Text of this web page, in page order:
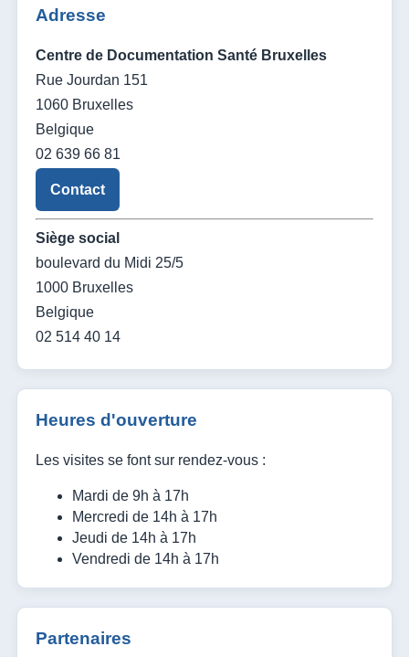
Adresse
Centre de Documentation Santé Bruxelles
Rue Jourdan 151
1060 Bruxelles
Belgique
02 639 66 81
Contact
Siège social
boulevard du Midi 25/5
1000 Bruxelles
Belgique
02 514 40 14
Heures d'ouverture
Les visites se font sur rendez-vous :
Mardi de 9h à 17h
Mercredi de 14h à 17h
Jeudi de 14h à 17h
Vendredi de 14h à 17h
Partenaires